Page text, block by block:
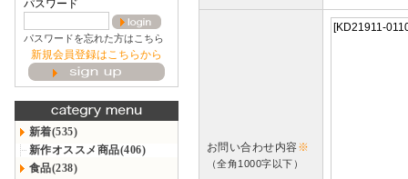
パスワード
パスワードを忘れた方はこちら
新規会員登録はこちらから
新着(535)
新作オススメ商品(406)
食品(238)
お問い合わせ内容※
（全角1000字以下）